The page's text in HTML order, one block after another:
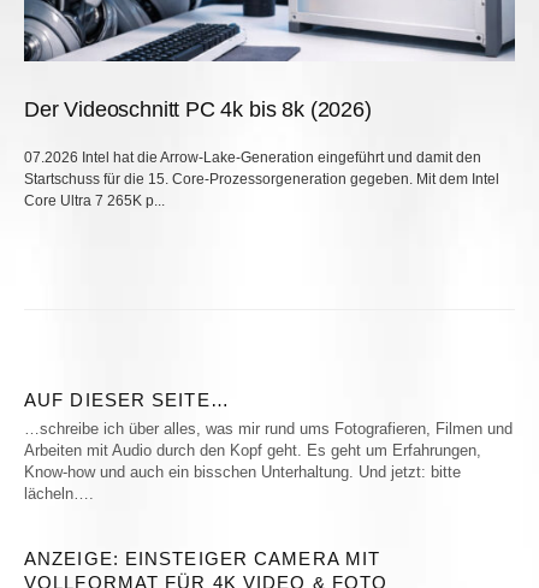
Der Videoschnitt PC 4k bis 8k (2026)
07.2026 Intel hat die Arrow-Lake-Generation eingeführt und damit den
Startschuss für die 15. Core-Prozessorgeneration gegeben. Mit dem Intel
Core Ultra 7 265K p...
AUF DIESER SEITE…
…schreibe ich über alles, was mir rund ums Fotografieren, Filmen und
Arbeiten mit Audio durch den Kopf geht. Es geht um Erfahrungen,
Know-how und auch ein bisschen Unterhaltung. Und jetzt: bitte
lächeln….
ANZEIGE: EINSTEIGER CAMERA MIT
VOLLFORMAT FÜR 4K VIDEO & FOTO